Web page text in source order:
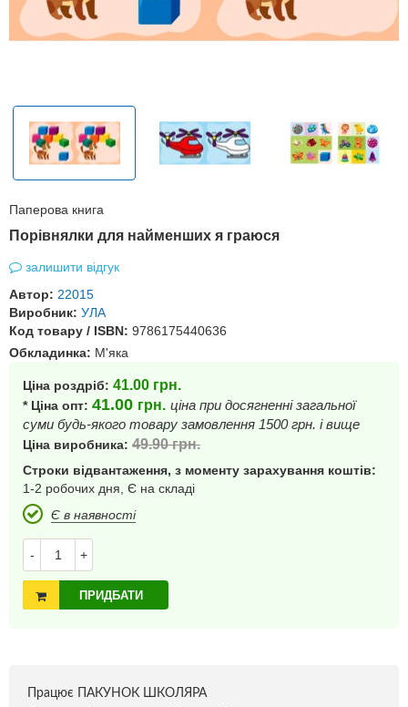
Паперова книга
Порівнялки для найменших я граюся
залишити відгук
Автор: 22015
Виробник: УЛА
Код товару / ISBN: 9786175440636
Обкладинка: М'яка
Ціна роздріб: 41.00 грн.
* Ціна опт: 41.00 грн. ціна при досягненні загальної
суми будь-якого товару замовлення 1500 грн. і вище
Ціна виробника: 49.90грн.
Строки відвантаження, з моменту зарахування коштів:
1-2 робочих дня, Є на складі
Є в наявності
- +
ПРИДБАТИ
Працює ПАКУНОК ШКОЛЯРА